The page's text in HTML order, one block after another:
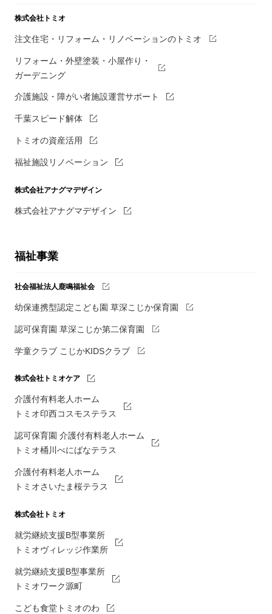
株式会社トミオ
注文住宅・リフォーム・リノベーションのトミオ
リフォーム・外壁塗装・小屋作り・
ガーデニング
介護施設・障がい者施設運営サポート
千葉スピード解体
トミオの資産活用
福祉施設リノベーション
株式会社アナグマデザイン
株式会社アナグマデザイン
福祉事業
社会福祉法人鹿鳴福祉会
幼保連携型認定こども園 草深こじか保育園
認可保育園 草深こじか第二保育園
学童クラブ こじかKIDSクラブ
株式会社トミオケア
介護付有料老人ホーム
トミオ印西コスモステラス
認可保育園 介護付有料老人ホーム
トミオ桶川べにばなテラス
介護付有料老人ホーム
トミオさいたま桜テラス
株式会社トミオ
就労継続支援B型事業所
トミオヴィレッジ作業所
就労継続支援B型事業所
トミオワーク源町
こども食堂トミオのわ